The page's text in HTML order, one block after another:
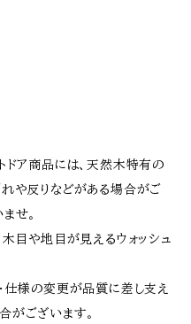
ドア商品には、天然木特有の
や反りなどがある場合がご
せ。
木目や地目が見えるウォッシュ
仕様の変更が品質に差し支え
がございます。